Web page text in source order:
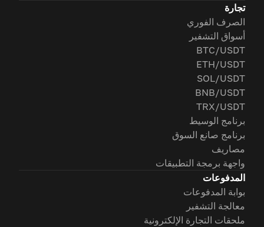
تجارة
الصرف الفوري
أسواق التشفير
BTC/USDT
ETH/USDT
SOL/USDT
BNB/USDT
TRX/USDT
برنامج الوسيط
برنامج صانع السوق
مصاريف
واجهة برمجة التطبيقات
المدفوعات
بوابة المدفوعات
معالجة التشفير
ملحقات التجارة الإلكترونية